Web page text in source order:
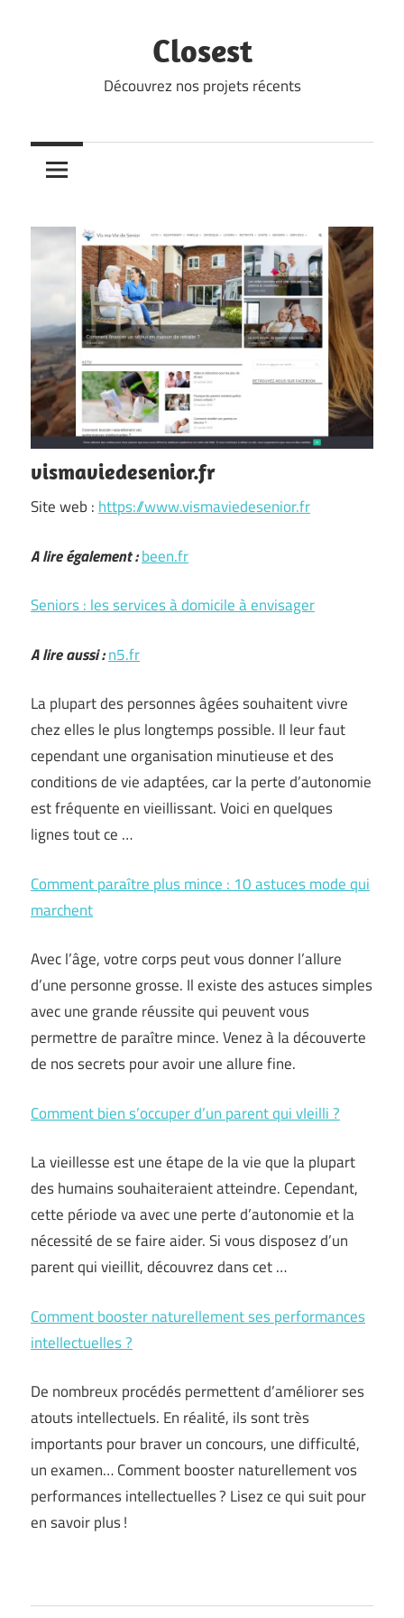
Closest
Découvrez nos projets récents
vismaviedesenior.fr
Site web : https://www.vismaviedesenior.fr
A lire également :been.fr
Seniors : les services à domicile à envisager
A lire aussi :n5.fr
La plupart des personnes âgées souhaitent vivre
chez elles le plus longtemps possible. Il leur faut
cependant une organisation minutieuse et des
conditions de vie adaptées, car la perte d’autonomie
est fréquente en vieillissant. Voici en quelques
lignes tout ce …
Comment paraître plus mince : 10 astuces mode qui
marchent
Avec l’âge, votre corps peut vous donner l’allure
d’une personne grosse. Il existe des astuces simples
avec une grande réussite qui peuvent vous
permettre de paraître mince. Venez à la découverte
de nos secrets pour avoir une allure fine.
Comment bien s’occuper d’un parent qui vIeilli ?
La vieillesse est une étape de la vie que la plupart
des humains souhaiteraient atteindre. Cependant,
cette période va avec une perte d’autonomie et la
nécessité de se faire aider. Si vous disposez d’un
parent qui vieillit, découvrez dans cet …
Comment booster naturellement ses performances
intellectuelles ?
De nombreux procédés permettent d’améliorer ses
atouts intellectuels. En réalité, ils sont très
importants pour braver un concours, une difficulté,
un examen… Comment booster naturellement vos
performances intellectuelles ? Lisez ce qui suit pour
en savoir plus !